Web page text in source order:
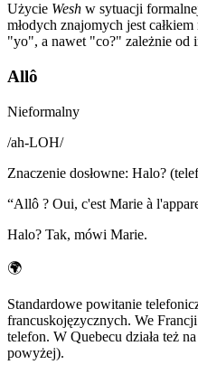
Użycie Wesh w sytuacji
młodych znajomych jest
"yo", a nawet "co?" zależnie od
Allô
Nieformalny
/ah-LOH/
Znaczenie dosłowne: Halo?
“Allô ? Oui, c'est Marie à
Halo? Tak, mówi Marie.
🌍
Standardowe powitanie
francuskojęzycznych. We
telefon. W Quebecu działa też
powyżej).